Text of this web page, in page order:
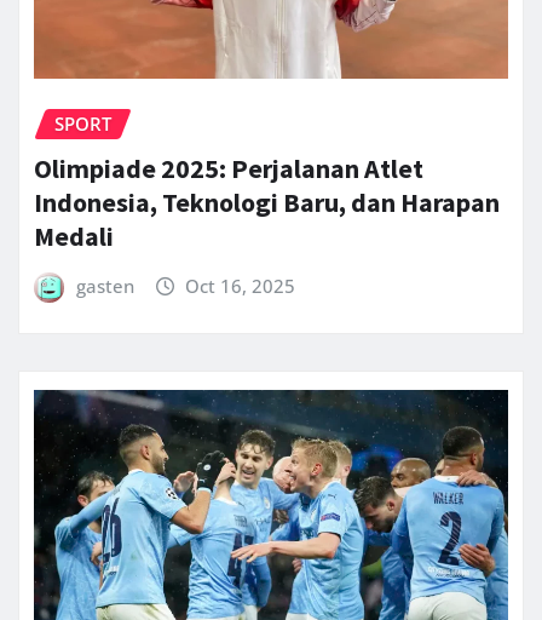
SPORT
Olimpiade 2025: Perjalanan Atlet
Indonesia, Teknologi Baru, dan Harapan
Medali
gasten Oct 16, 2025